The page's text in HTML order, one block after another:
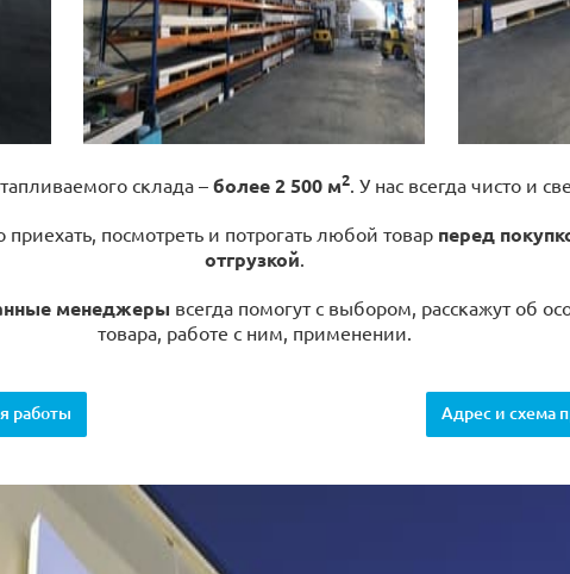
склада – более 2 500 м2. У нас всегда чисто и
приехать, посмотреть и потрогать любой товар перед
отгрузкой.
менеджеры всегда помогут с выбором, расскажут об
товара, работе с ним, применении.
работы Адрес и схема